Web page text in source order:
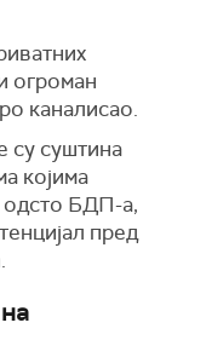
огроман
каналисао.
су суштина
којима
одсто БДП-а,
пред